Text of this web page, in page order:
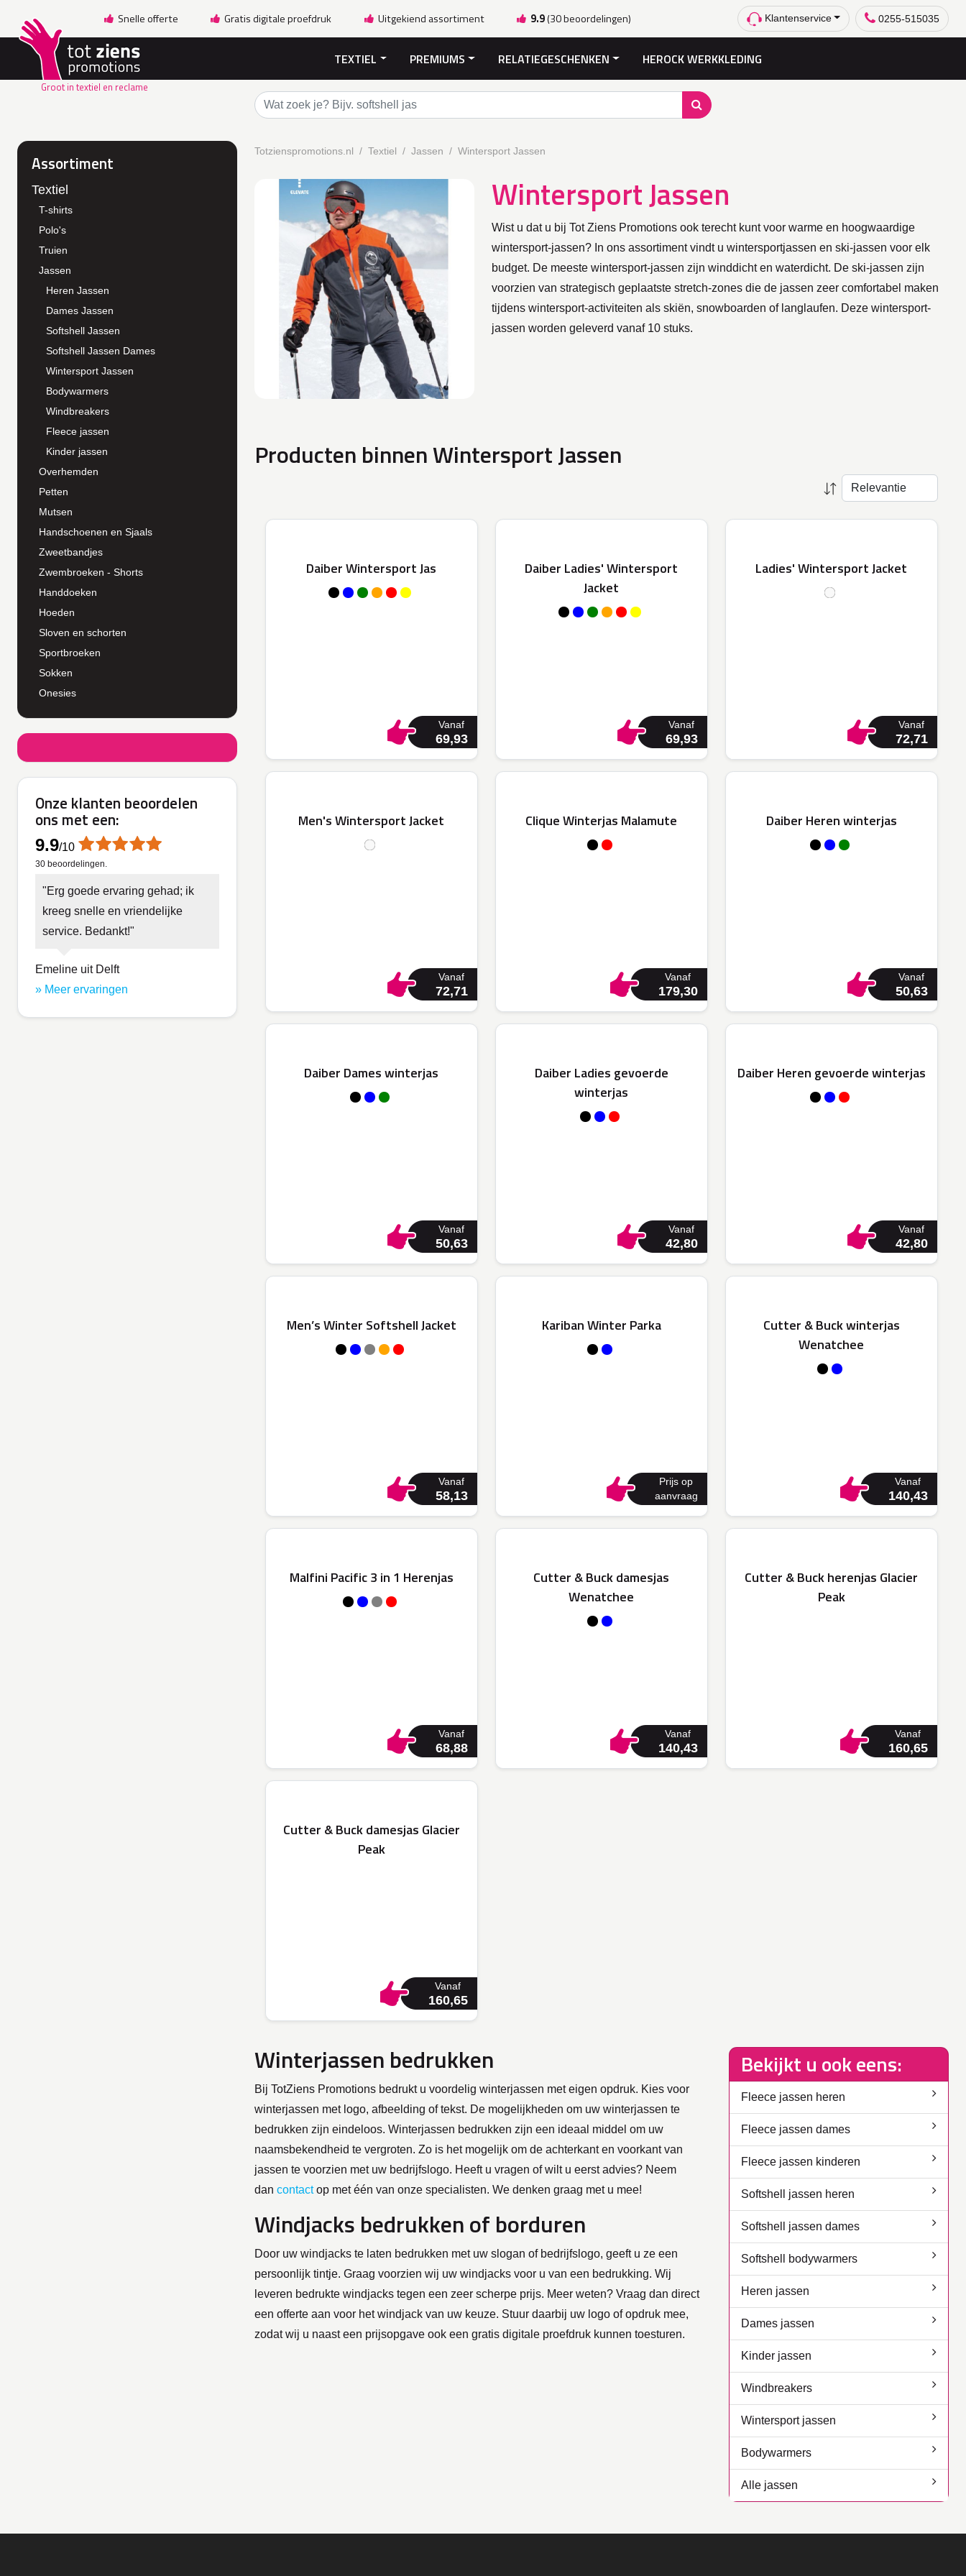
Snelle offerte Gratis digitale proefdruk Uitgekiend assortiment 9.9(30 beoordelingen) Klantenservice 0255-515035
Groot in textiel en reclame
TEXTIEL PREMIUMS RELATIEGESCHENKEN HEROCK WERKKLEDING
Assortiment
Textiel
T-shirts
Polo's
Truien
Jassen
Heren Jassen
Dames Jassen
Softshell Jassen
Softshell Jassen Dames
Wintersport Jassen
Bodywarmers
Windbreakers
Fleece jassen
Kinder jassen
Overhemden
Petten
Mutsen
Handschoenen en Sjaals
Zweetbandjes
Zwembroeken - Shorts
Handdoeken
Hoeden
Sloven en schorten
Sportbroeken
Sokken
Onesies
Onze klanten beoordelen
ons met een:
9.9/10
30 beoordelingen.
Erg goede ervaring gehad; ik
kreeg snelle en vriendelijke
service. Bedankt!
Emeline uit Delft
» Meer ervaringen
Totzienspromotions.nl Textiel Jassen Wintersport Jassen
Wintersport Jassen
Wist u dat u bij Tot Ziens Promotions ook terecht kunt voor warme en hoogwaardige
wintersport-jassen? In ons assortiment vindt u wintersportjassen en ski-jassen voor elk
budget. De meeste wintersport-jassen zijn winddicht en waterdicht. De ski-jassen zijn
voorzien van strategisch geplaatste stretch-zones die de jassen zeer comfortabel maken
tijdens wintersport-activiteiten als skiën, snowboarden of langlaufen. Deze wintersport-
jassen worden geleverd vanaf 10 stuks.
Producten binnen Wintersport Jassen
Daiber Wintersport Jas
Vanaf
69,93
Daiber Ladies' Wintersport
Jacket
Vanaf
69,93
Ladies' Wintersport Jacket
Vanaf
72,71
Men's Wintersport Jacket
Vanaf
72,71
Clique Winterjas Malamute
Vanaf
179,30
Daiber Heren winterjas
Vanaf
50,63
Daiber Dames winterjas
Vanaf
50,63
Daiber Ladies gevoerde
winterjas
Vanaf
42,80
Daiber Heren gevoerde winterjas
Vanaf
42,80
Men’s Winter Softshell Jacket
Vanaf
58,13
Kariban Winter Parka
Prijs op
aanvraag
Cutter & Buck winterjas
Wenatchee
Vanaf
140,43
Malfini Pacific 3 in 1 Herenjas
Vanaf
68,88
Cutter & Buck damesjas
Wenatchee
Vanaf
140,43
Cutter & Buck herenjas Glacier
Peak
Vanaf
160,65
Cutter & Buck damesjas Glacier
Peak
Vanaf
160,65
Winterjassen bedrukken
Bij TotZiens Promotions bedrukt u voordelig winterjassen met eigen opdruk. Kies voor
winterjassen met logo, afbeelding of tekst. De mogelijkheden om uw winterjassen te
bedrukken zijn eindeloos. Winterjassen bedrukken zijn een ideaal middel om uw
naamsbekendheid te vergroten. Zo is het mogelijk om de achterkant en voorkant van
jassen te voorzien met uw bedrijfslogo. Heeft u vragen of wilt u eerst advies? Neem
dan contactop met één van onze specialisten. We denken graag met u mee!
Windjacks bedrukken of borduren
Door uw windjacks te laten bedrukken met uw slogan of bedrijfslogo, geeft u ze een
persoonlijk tintje. Graag voorzien wij uw windjacks voor u van een bedrukking. Wij
leveren bedrukte windjacks tegen een zeer scherpe prijs. Meer weten? Vraag dan direct
een offerte aan voor het windjack van uw keuze. Stuur daarbij uw logo of opdruk mee,
zodat wij u naast een prijsopgave ook een gratis digitale proefdruk kunnen toesturen.
Bekijkt u ook eens:
Fleece jassen heren
Fleece jassen dames
Fleece jassen kinderen
Softshell jassen heren
Softshell jassen dames
Softshell bodywarmers
Heren jassen
Dames jassen
Kinder jassen
Windbreakers
Wintersport jassen
Bodywarmers
Alle jassen